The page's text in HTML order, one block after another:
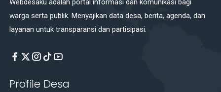
Webdesaku adalah portal informasi dan komunikasi bagi
warga serta publik. Menyajikan data desa, berita, agenda, dan
layanan untuk transparansi dan partisipasi.
Profile Desa